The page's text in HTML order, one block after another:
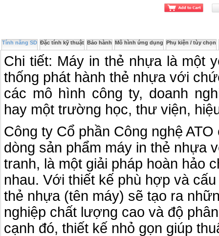
Tính năng SD Đặc tính kỹ thuật Bảo hành Mô hình ứng dụng Phụ kiện / tùy chọn
Chi tiết: Máy in thẻ nhựa là một
thống phát hành thẻ nhựa với
các mô hình công ty, doanh
hay một trường học, thư viện,
Công ty Cổ phần Công nghệ
dòng sản phẩm máy in thẻ nhựa
tranh, là một giải pháp hoàn hảo
nhau. Với thiết kế phù hợp và
thẻ nhựa (tên máy) sẽ tạo ra
nghiệp chất lượng cao và độ
cạnh đó, thiết kế nhỏ gọn giúp